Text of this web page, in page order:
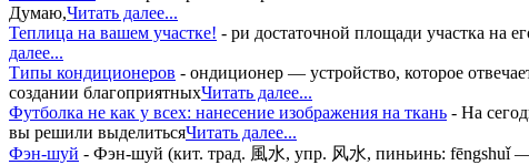
Думаю,Читать далее...
Теплица на вашем участке! - ри достаточной площади участка на
далее...
Типы кондиционеров - ондиционер — устройство, которое
создании благоприятныхЧитать далее...
Футболка не как у всех: нанесение изображения на ткань - На
вы решили выделитьсяЧитать далее...
Фэн-шуй - Фэн-шуй (кит. трад. 風水, упр. 风水, пиньинь: fēngshuǐ —